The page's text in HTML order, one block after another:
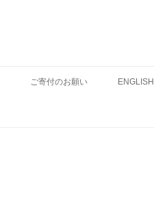
ご寄付のお願い ENGLISH